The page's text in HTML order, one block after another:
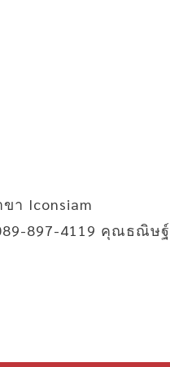
า Iconsiam
897-4119 คุณธณิษฐ์